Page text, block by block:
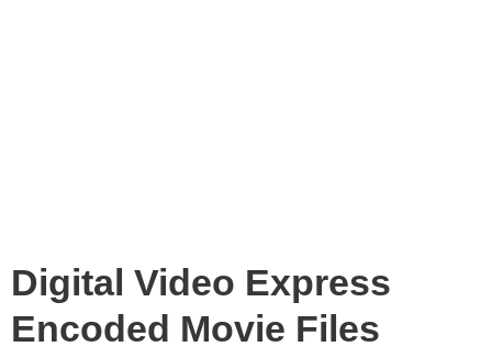
Digital Video Express
Encoded Movie Files